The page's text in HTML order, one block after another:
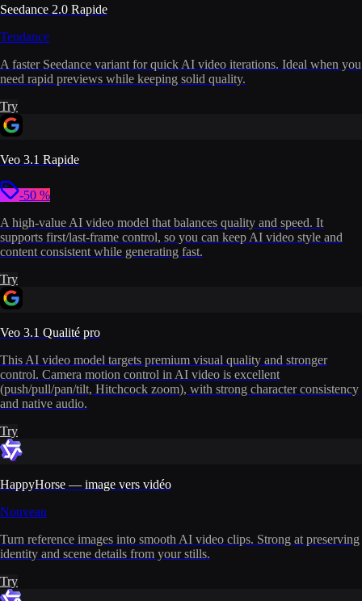
Seedance 2.0 Rapide
Tendance
A faster Seedance variant for quick AI video iterations. Ideal when you
need rapid previews while keeping solid quality.
Try
Veo 3.1 Rapide
-50 %
A high-value AI video model that balances quality and speed. It
supports first/last-frame control, so you can keep AI video style and
content consistent while generating fast.
Try
Veo 3.1 Qualité pro
This AI video model targets premium visual quality and stronger
control. Camera motion control in AI video is excellent
(push/pull/pan/tilt, Hitchcock zoom), with strong character consistency
and native audio.
Try
HappyHorse — image vers vidéo
Nouveau
Turn reference images into smooth AI video clips. Strong at preserving
identity and scene details from your stills.
Try